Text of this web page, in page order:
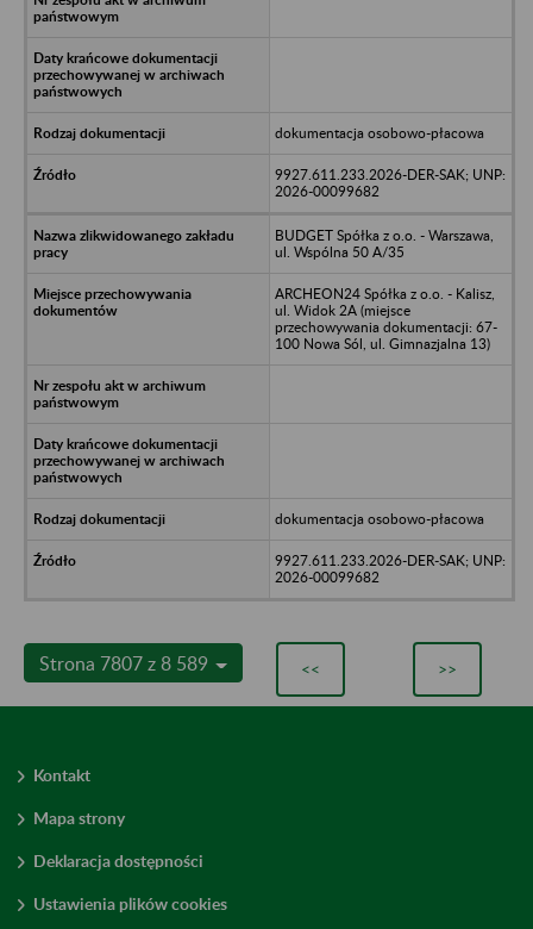
dokumentacja osobowo-płacowa
9927.611.233.2026-DER-SAK; UNP:
2026-00099682
BUDGET Spółka z o.o. - Warszawa,
ul. Wspólna 50 A/35
ARCHEON24 Spółka z o.o. - Kalisz,
ul. Widok 2A (miejsce
przechowywania dokumentacji: 67-
100 Nowa Sól, ul. Gimnazjalna 13)
dokumentacja osobowo-płacowa
9927.611.233.2026-DER-SAK; UNP:
2026-00099682
Strona 7807 z 8 589 << >>
Kontakt
Mapa strony
Deklaracja dostępności
Ustawienia plików cookies